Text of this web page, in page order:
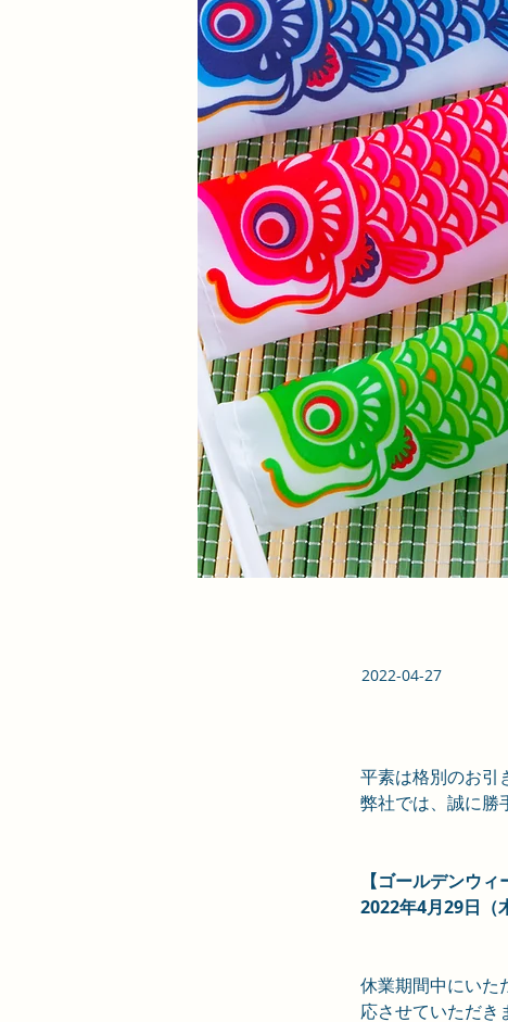
2022-04-27
平素は格別のお引
弊社では、誠に勝
【ゴールデンウィ
2022年4月29日（
休業期間中にいた
応させていただき